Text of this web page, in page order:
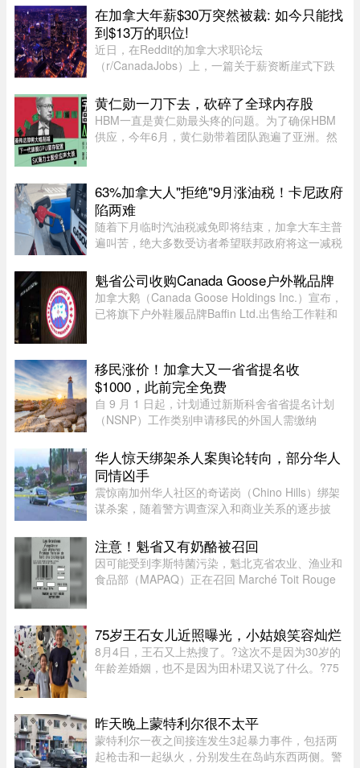
Thompson Rivers University就读。但记录显示，
目前“无法确认”他是否真的上过课。实 ...
在加拿大年薪$30万突然被裁: 如今只能找
到$13万的职位!
近日，在Reddit的加拿大求职论坛
（r/CanadaJobs）上，一篇关于薪资断崖式下跌
（OP）表示，自己刚被裁员，此前的年薪高达30
万加元，但如今重返求职市场时却无奈地发现，同
类岗 ...
黄仁勋一刀下去，砍碎了全球内存股
HBM一直是黄仁勋最头疼的问题。为了确保HBM
供应，今年6月，黄仁勋带着团队跑遍了亚洲。然
Rubin Ultra的显存配置。根据爆料， ...
63%加拿大人"拒绝"9月涨油税！卡尼政府
陷两难
随着下月临时汽油税减免即将结束，加拿大车主普
遍叫苦，绝大多数受访者希望联邦政府将这一减税
公司进行的最新调查显示，63% 的加拿大人希望总
理卡尼（Mark Carney）将 ...
魁省公司收购Canada Goose户外靴品牌
加拿大鹅（Canada Goose Holdings Inc.）宣布，
已将旗下户外鞋履品牌Baffin Ltd.出售给工作鞋和
旨在简化运营模式，将更 ...
移民涨价！加拿大又一省省提名收
$1000，此前完全免费
自 9 月 1 日起，计划通过新斯科舍省省提名计划
（NSNP）工作类别申请移民的外国人需缴纳
$2,000 的申请费，同样从 9 月 1 日起实施。新斯
科舍省政府于 2026 年 8 月 6 日 ...
华人惊天绑架杀人案舆论转向，部分华人
同情凶手
震惊南加州华人社区的奇诺岗（Chino Hills）绑架
谋杀案，随着警方调查深入和商业关系的逐步披
中的舆论风向开始出现微妙变化。部分华人社区成
员开始对已遭警方击毙的 ...
注意！魁省又有奶酪被召回
因可能受到李斯特菌污染，魁北克省农业、渔业和
食品部（MAPAQ）正在召回 Marché Toit Rouge
年 7 月 6 日至 16 ...
75岁王石女儿近照曝光，小姑娘笑容灿烂
8月4日，王石又上热搜了。?这次不是因为30岁的
年龄差婚姻，也不是因为田朴珺又说了什么。?75
都穿着攀岩装备，在岩壁上 ...
昨天晚上蒙特利尔很不太平
蒙特利尔一夜之间接连发生3起暴力事件，包括两
起枪击和一起纵火，分别发生在岛屿东西两侧。警